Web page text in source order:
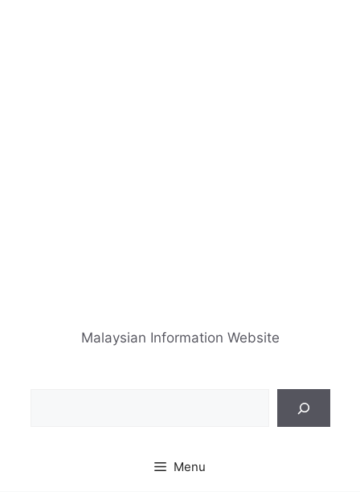
Malaysian Information Website
Menu